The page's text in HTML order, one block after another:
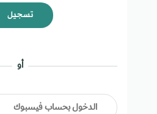
تسجيل
أو
الدخول بحساب فيسبوك